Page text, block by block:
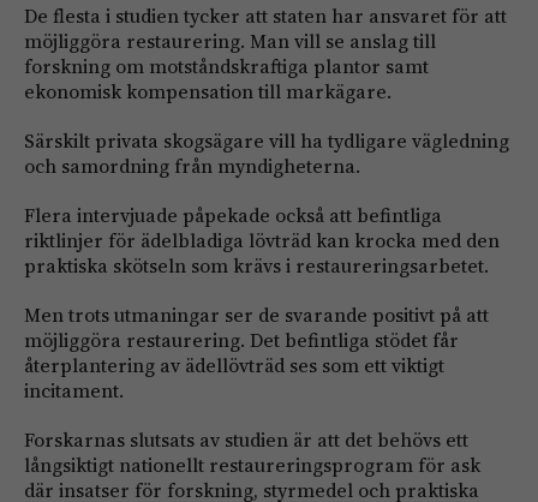
De flesta i studien tycker att staten har ansvaret för att
möjliggöra restaurering. Man vill se anslag till
forskning om motståndskraftiga plantor samt
ekonomisk kompensation till markägare.
Särskilt privata skogsägare vill ha tydligare vägledning
och samordning från myndigheterna.
Flera intervjuade påpekade också att befintliga
riktlinjer för ädelbladiga lövträd kan krocka med den
praktiska skötseln som krävs i restaureringsarbetet.
Men trots utmaningar ser de svarande positivt på att
möjliggöra restaurering. Det befintliga stödet får
återplantering av ädellövträd ses som ett viktigt
incitament.
Forskarnas slutsats av studien är att det behövs ett
långsiktigt nationellt restaureringsprogram för ask
där insatser för forskning, styrmedel och praktiska